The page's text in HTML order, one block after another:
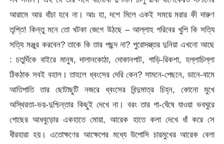
আরামে আর বাঁচা হবে না। আঃ হা, দশে মিলে একই সময়ে মরার কী দারুণ
তৃপ্তি! কিন্তু মনে তো খটকা জেগে উঠছে – আল্লাহ গরিবের খুশি কি সত্যি
সত্যি মঞ্জুর করবেন? তাকে কি তার পছন্দ না? পুরোদস্ত্তর দুনিয়া এখনো আছে
: চতুর্দিকে বাইরে মানুষ, দালানকোঠা, দোকানপাট, গাড়ি-রিকশা, হল্লাচিল্লা
ঠিকঠাক সবই বহাল। তাহলে ধ্বংসের দেরি কেন? সামনে-পেছনে, ডানে-বামে
আতিপাতি তার ছোটাছুটি নজরে ধ্বংসের বিন্দুমাত্র চিহ্ন, কোনো মুখে
অস্থিরতা-ভয়-দুশ্চিন্তার কিছুই দেখে না। বরং তার গা-ঘেঁষে যাওয়া ভবঘুরে
গোছের আধবুড়োর একহাতে মোয়া, আরেক হাতে কলা দেখে ধাঁ করে সে
ধীরহারা হয়। এতোক্ষণের আক্ষেপের মধ্যে উপোসি চারমুখের আরেক বেলা